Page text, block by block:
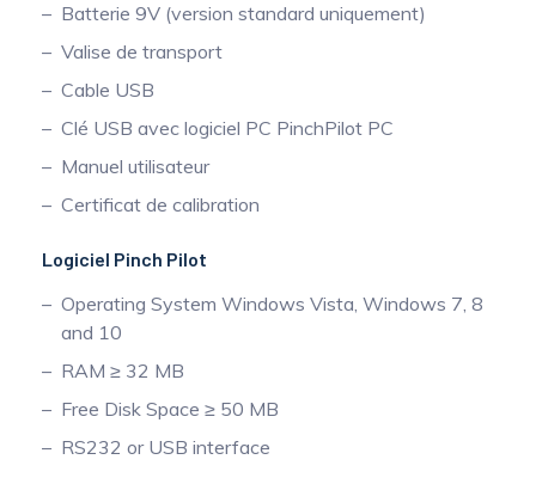
Batterie 9V (version standard uniquement)
Valise de transport
Cable USB
Clé USB avec logiciel PC PinchPilot PC
Manuel utilisateur
Certificat de calibration
Logiciel Pinch Pilot
Operating System Windows Vista, Windows 7, 8
and 10
RAM ≥ 32 MB
Free Disk Space ≥ 50 MB
RS232 or USB interface